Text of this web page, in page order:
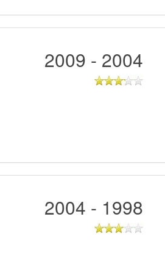
2004 - 2009
1998 - 2004